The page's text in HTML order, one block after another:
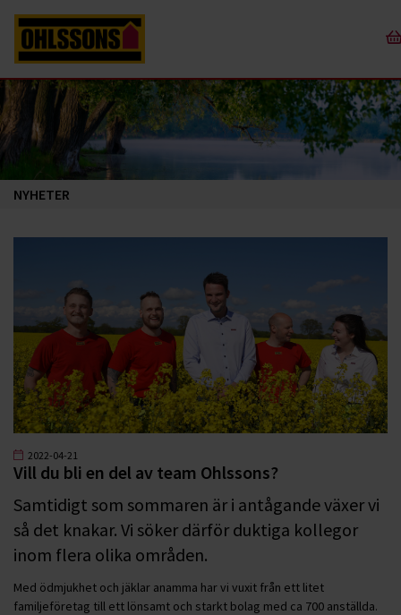
NYHETER
2022-04-21
Vill du bli en del av team Ohlssons?
Samtidigt som sommaren är i antågande växer vi
så det knakar. Vi söker därför duktiga kollegor
inom flera olika områden.
Med ödmjukhet och jäklar anamma har vi vuxit från ett litet
familjeföretag till ett lönsamt och starkt bolag med ca 700 anställda.